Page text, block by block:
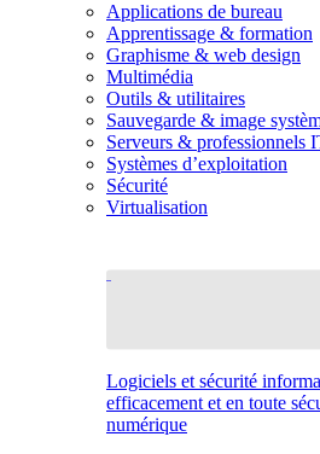
Applications de bureau
Apprentissage & formation
Graphisme & web design
Multimédia
Outils & utilitaires
Sauvegarde & image
Serveurs & professionnels
Systèmes d’exploitation
Sécurité
Virtualisation
Logiciels et sécurité
efficacement et en toute
numérique